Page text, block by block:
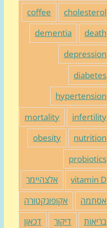
cholesterol
coffee
death
dementia
depression
diabetes
hypertension
infertility
mortality
nutrition
obesity
probiotics
vitamin D
אלצהיימר
אסתמה
אקופונקטורה
בריאות
דיקור
דכאון